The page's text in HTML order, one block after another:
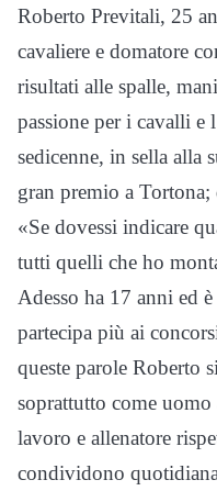
Roberto Previtali, 25
cavaliere e domatore
risultati alle spalle,
passione per i cavalli e
sedicenne, in sella alla
gran premio a
«Se dovessi indicare
tutti quelli che ho
Adesso ha 17 anni ed
partecipa più ai
queste parole Roberto
soprattutto come
lavoro e allenatore
condividono